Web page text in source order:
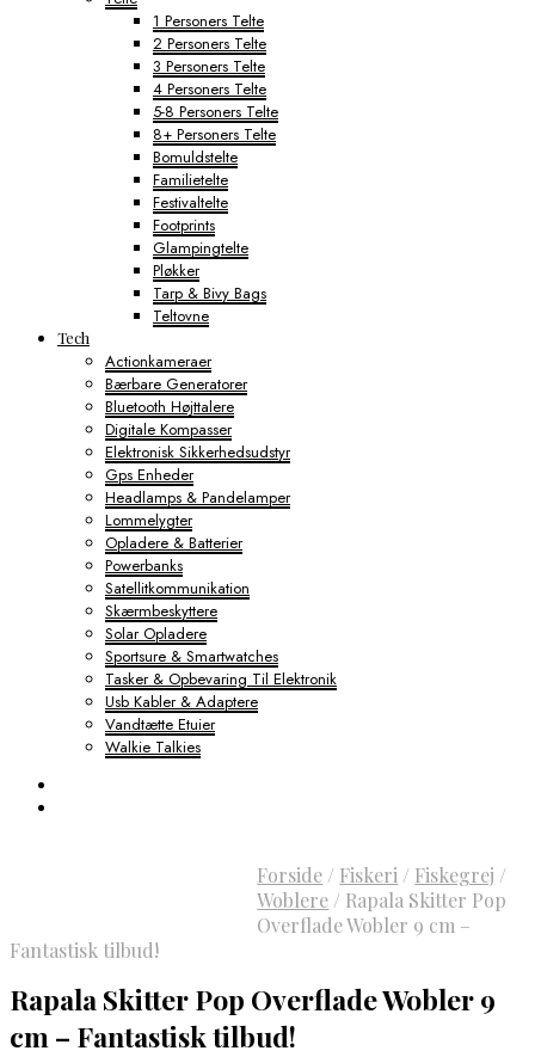
1 Personers Telte
2 Personers Telte
3 Personers Telte
4 Personers Telte
5-8 Personers Telte
8+ Personers Telte
Bomuldstelte
Familietelte
Festivaltelte
Footprints
Glampingtelte
Pløkker
Tarp & Bivy Bags
Teltovne
Tech
Actionkameraer
Bærbare Generatorer
Bluetooth Højttalere
Digitale Kompasser
Elektronisk Sikkerhedsudstyr
Gps Enheder
Headlamps & Pandelamper
Lommelygter
Opladere & Batterier
Powerbanks
Satellitkommunikation
Skærmbeskyttere
Solar Opladere
Sportsure & Smartwatches
Tasker & Opbevaring Til Elektronik
Usb Kabler & Adaptere
Vandtætte Etuier
Walkie Talkies
Forside / Fiskeri / Fiskegrej /
Woblere / Rapala Skitter Pop
Overflade Wobler 9 cm –
Fantastisk tilbud!
Rapala Skitter Pop Overflade Wobler 9
cm – Fantastisk tilbud!